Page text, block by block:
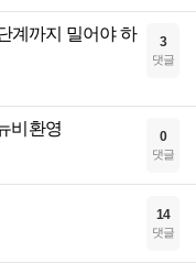
계까지 밀어야 하
3
댓글
비환영 0
댓글
14
댓글